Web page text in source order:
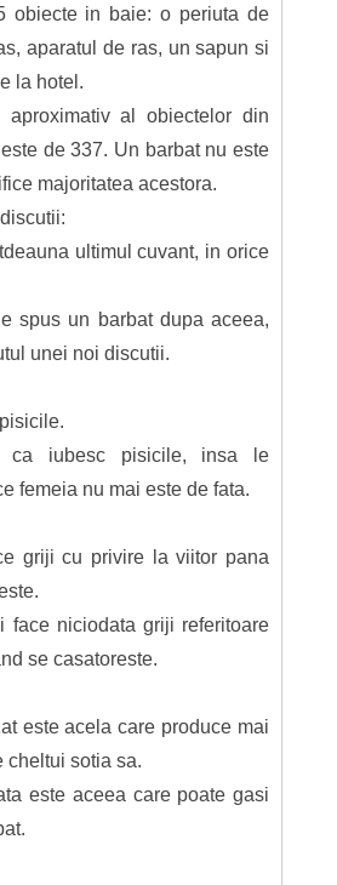
obiecte in baie: o periuta de
aparatul de ras, un sapun si
la hotel.
aproximativ al obiectelor din
de 337. Un barbat nu este
majoritatea acestora.
ultimul cuvant, in orice
spus un barbat dupa aceea,
unei noi discutii.
ca iubesc pisicile, insa le
femeia nu mai este de fata.
griji cu privire la viitor pana
face niciodata griji referitoare
se casatoreste.
este acela care produce mai
cheltui sotia sa.
este aceea care poate gasi